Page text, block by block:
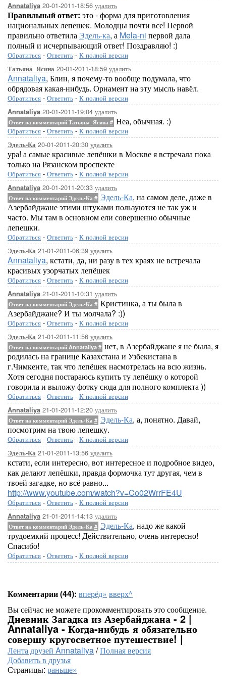
Annataliya 20-01-2011-18:56 удалить
Правильный ответ: это - форма для приготовления
национальных лепешек. Молодцы почти все! Первой
правильно ответила Эдель-ка, а Mela-ni первой дала
полный и исчерпывающий ответ! Поздравляю! :)
Обратиться - Ответить - К полной версии
Татьяна_Ясина 20-01-2011-18:59 удалить
Annataliya, Блин, я почему-то вообще подумала, что
обрядовая какая-нибудь. Орнамент на эту мысль навёл.
Обратиться - Ответить - К полной версии
Annataliya 20-01-2011-19:04 удалить
Ответ на комментарий Татьяна_Ясина # Неа, обычная. :)
Обратиться - Ответить - К полной версии
Эдель-Ка 20-01-2011-20:30 удалить
ура! а самые красивые лепёшки в Москве я встречала пока
только на Рязанском проспекте
Обратиться - Ответить - К полной версии
Annataliya 20-01-2011-20:33 удалить
Ответ на комментарий Эдель-Ка # Эдель-Ка, на самом деле, даже в
Азербайджане этими штуками пользуются не так уж и
часто. Мы там в основном ели совершенно обычные
лепешки.
Обратиться - Ответить - К полной версии
Эдель-Ка 21-01-2011-06:39 удалить
Annataliya, кстати, да, ни разу в тех краях не встречала
красивых узорчатых лепёшек
Обратиться - Ответить - К полной версии
Annataliya 21-01-2011-10:31 удалить
Ответ на комментарий Эдель-Ка # Кристинка, а ты была в
Азербайджане? И ты молчала? :))
Обратиться - Ответить - К полной версии
Эдель-Ка 21-01-2011-11:56 удалить
Ответ на комментарий Annataliya # нет, в Азербайджане я не была, я
родилась на границе Казахстана и Узбекистана в
г.Чимкенте, так что лепёшек насмотрелась на всю жизнь.
Хотя сегодня постараюсь купить ту лепёшку о которой
говорила и выложу фотку сюда для полного комплекта ))
Обратиться - Ответить - К полной версии
Annataliya 21-01-2011-12:20 удалить
Ответ на комментарий Эдель-Ка # Эдель-Ка, а, понятно. Давай,
посмотрим на твою лепешку.
Обратиться - Ответить - К полной версии
Эдель-Ка 21-01-2011-13:56 удалить
кстати, если интересно, вот интересное и подробное видео,
как делают лепёшки, правда формочка тут другая, чем в
твоей загадке, но всё равно...
http://www.youtube.com/watch?v=Co02WrrFE4U
Обратиться - Ответить - К полной версии
Annataliya 21-01-2011-14:13 удалить
Ответ на комментарий Эдель-Ка # Эдель-Ка, надо же какой
трудоемкий процесс! Действительно, очень интересно!
Спасибо!
Обратиться - Ответить - К полной версии
Комментарии (44): вперёд» вверх^
Вы сейчас не можете прокомментировать это сообщение.
Дневник Загадка из Азербайджана - 2 |
Annataliya - Когда-нибудь я обязательно
совершу кругосветное путешествие! |
Лента друзей Annataliya/Полная версия
Добавить в друзья
Страницы: раньше»